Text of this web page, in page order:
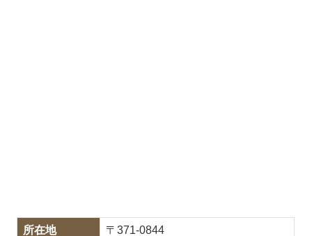
所在地
〒371-0844